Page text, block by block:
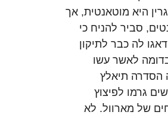
היא מוטאנטית, אך
סביר להניח כי
לה כבר לתיקון
לאשר עשו
הסדרה תיאלץ
גרמו לפיצוץ
של מארוול. לא